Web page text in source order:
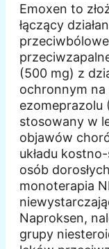
Emoxen to
łączący
(500 mg) z
ochronnym na
ezomeprazolu
stosowany w
objawów
układu
osób
monoterapia
Naproksen,
grupy